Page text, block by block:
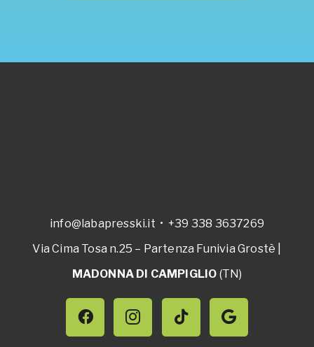
info@labapresski.it • +39 338 3637269
Via Cima Tosa n.25 – Partenza Funivia Grostè |
MADONNA DI CAMPIGLIO (TN)